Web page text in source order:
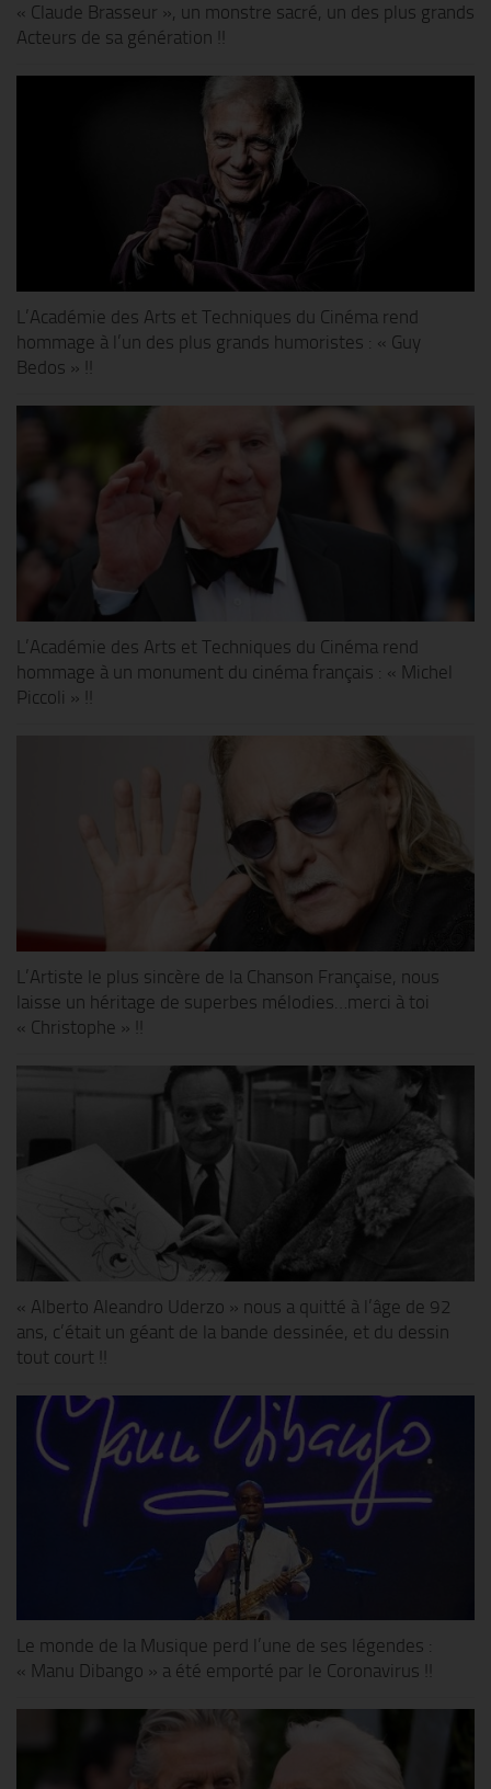
« Claude Brasseur », un monstre sacré, un des plus grands
Acteurs de sa génération !!
L’Académie des Arts et Techniques du Cinéma rend
hommage à l’un des plus grands humoristes : « Guy
Bedos » !!
L’Académie des Arts et Techniques du Cinéma rend
hommage à un monument du cinéma français : « Michel
Piccoli » !!
L’Artiste le plus sincère de la Chanson Française, nous
laisse un héritage de superbes mélodies…merci à toi
« Christophe » !!
« Alberto Aleandro Uderzo » nous a quitté à l’âge de 92
ans, c’était un géant de la bande dessinée, et du dessin
tout court !!
Le monde de la Musique perd l’une de ses légendes :
« Manu Dibango » a été emporté par le Coronavirus !!